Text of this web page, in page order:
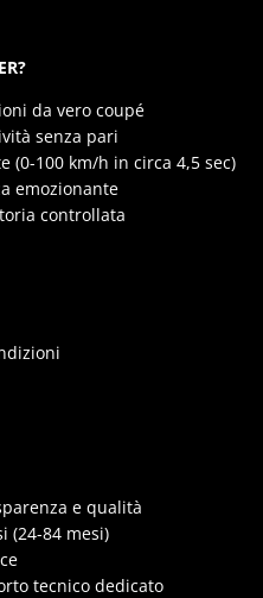
da vero coupé
senza pari
(0-100 km/h in circa 4,5 sec)
emozionante
controllata
e qualità
(24-84 mesi)
tecnico dedicato